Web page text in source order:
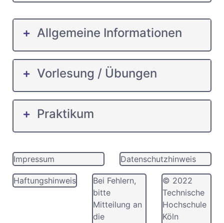
Allgemeine Informationen
Vorlesung / Übungen
Praktikum
Impressum Datenschutzhinweis
Haftungshinweis
Bei Fehlern,
bitte
Mitteilung an
die
© 2022
Technische
Hochschule
Köln